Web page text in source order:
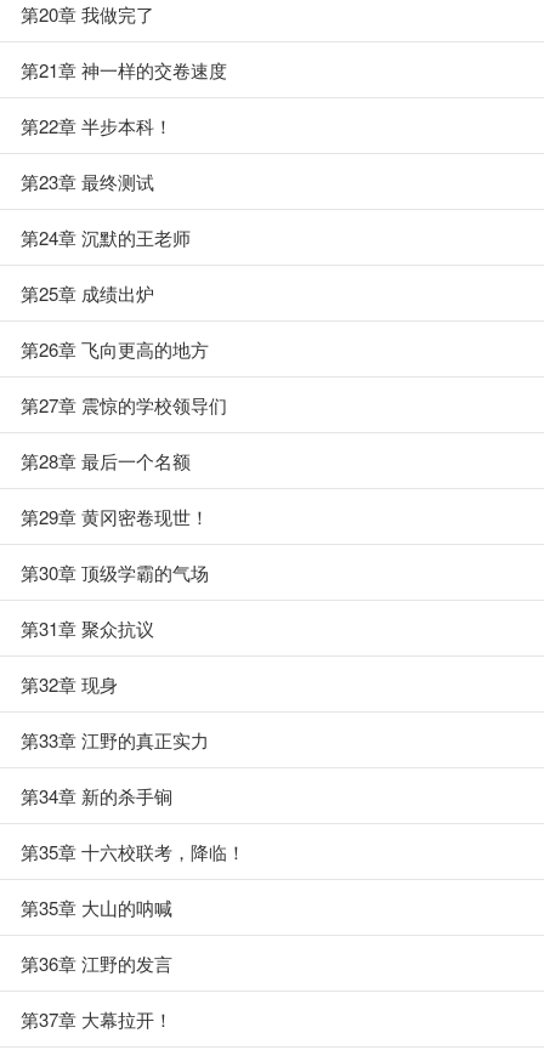
第20章 我做完了
第21章 神一样的交卷速度
第22章 半步本科！
第23章 最终测试
第24章 沉默的王老师
第25章 成绩出炉
第26章 飞向更高的地方
第27章 震惊的学校领导们
第28章 最后一个名额
第29章 黄冈密卷现世！
第30章 顶级学霸的气场
第31章 聚众抗议
第32章 现身
第33章 江野的真正实力
第34章 新的杀手锏
第35章 十六校联考，降临！
第35章 大山的呐喊
第36章 江野的发言
第37章 大幕拉开！